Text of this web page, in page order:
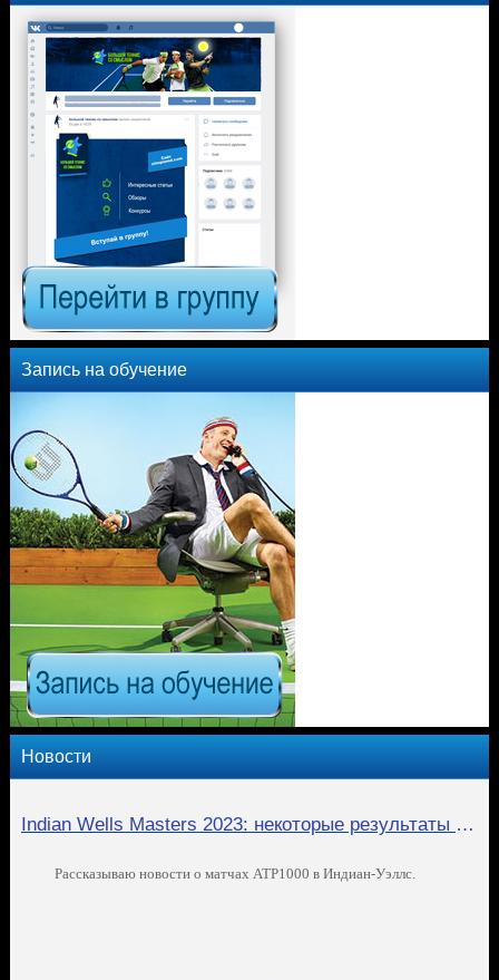
Запись на обучение
Новости
Indian Wells Masters 2023: некоторые результаты матчей
Рассказываю новости о матчах ATP1000 в Индиан-Уэллс.